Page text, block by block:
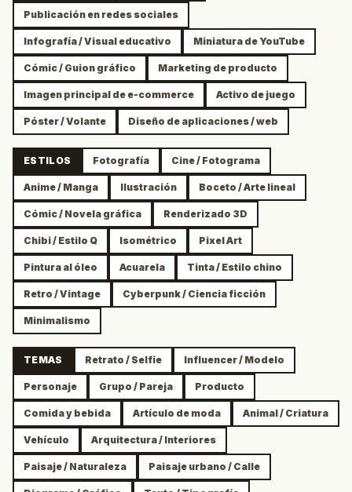
Publicación en redes sociales
Infografía / Visual educativo Miniatura de YouTube
Cómic / Guion gráfico Marketing de producto
Imagen principal de e-commerce Activo de juego
Póster / Volante Diseño de aplicaciones / web
ESTILOS Fotografía Cine / Fotograma
Anime / Manga Ilustración Boceto / Arte lineal
Cómic / Novela gráfica Renderizado 3D
Chibi / Estilo Q Isométrico Pixel Art
Pintura al óleo Acuarela Tinta / Estilo chino
Retro / Vintage Cyberpunk / Ciencia ficción
Minimalismo
TEMAS Retrato / Selfie Influencer / Modelo
Personaje Grupo / Pareja Producto
Comida y bebida Artículo de moda Animal / Criatura
Vehículo Arquitectura / Interiores
Paisaje / Naturaleza Paisaje urbano / Calle